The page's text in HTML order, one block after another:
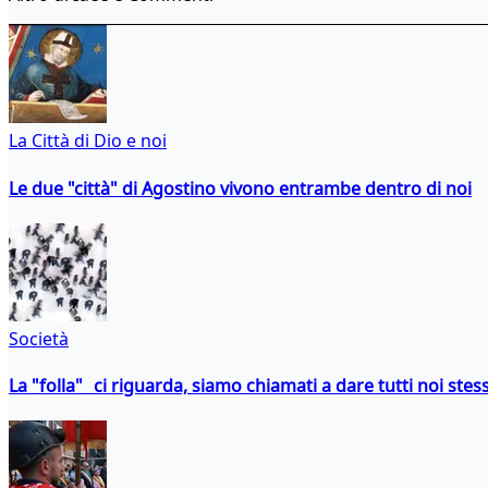
La Città di Dio e noi
Le due "città" di Agostino vivono entrambe dentro di noi
Società
La "folla" ci riguarda, siamo chiamati a dare tutti noi